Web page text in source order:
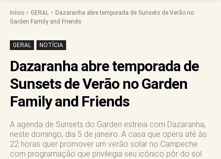
Início GERAL
Dazaranha abre temporada de Sunsets de Verão no
Garden Family and Friends
GERAL NOTÍCIA
Dazaranha abre temporada de
Sunsets de Verão no Garden
Family and Friends
A agenda de Sunsets do Garden estreia com Dazaranha,
neste domingo, dia 5 de janeiro. A casa que opera até às
22 horas quer promover um verão solar no Campeche
com programação que privilegia seu icônico pôr do sol